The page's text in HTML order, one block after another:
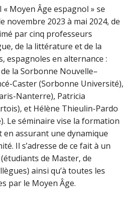
Moyen Âge espagnol » se
novembre 2023 à mai 2024, de
par cinq professeurs
de la littérature et de la
espagnoles en alternance :
la Sorbonne Nouvelle–
Caster (Sorbonne Université),
Nanterre), Patricia
et Hélène Thieulin-Pardo
Le séminaire vise la formation
en assurant une dynamique
Il s’adresse de ce fait à un
de Master, de
ainsi qu’à toutes les
par le Moyen Âge.